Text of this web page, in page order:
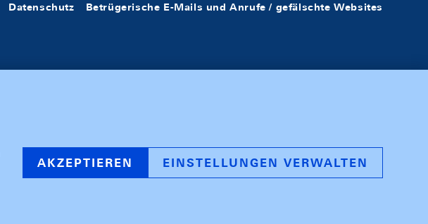
Datenschutz Betrügerische E-Mails und Anrufe / gefälschte Websites
AKZEPTIEREN EINSTELLUNGEN VERWALTEN